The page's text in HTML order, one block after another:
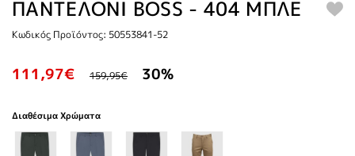
ΠΑΝΤΕΛΟΝΙ BOSS - 404 ΜΠΛΕ
Κωδικός Προϊόντος: 50553841-52
111,97€ 159,95€ 30%
Διαθέσιμα Χρώματα